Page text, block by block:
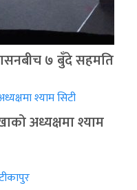
७ बुँदे सहमति
अध्यक्षमा श्याम